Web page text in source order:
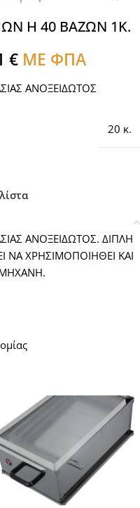
Η 40 ΒΑΖΩΝ 1Κ.
€ ΜΕ ΦΠΑ
ΑΝΟΞΕΙΔΩΤΟΣ
20 κ.
ΑΝΟΞΕΙΔΩΤΟΣ. ΔΙΠΛΗ
ΝΑ ΧΡΗΣΙΜΟΠΟΙΗΘΕΙ ΚΑΙ